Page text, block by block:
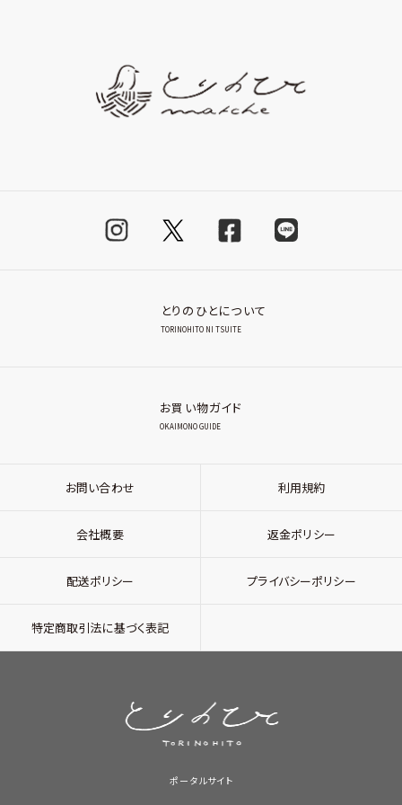
とりのひとについて
TORINOHITO NI TSUITE
お買い物ガイド
OKAIMONO GUIDE
お問い合わせ 利用規約
会社概要 返金ポリシー
配送ポリシー プライバシーポリシー
特定商取引法に基づく表記
ポータルサイト